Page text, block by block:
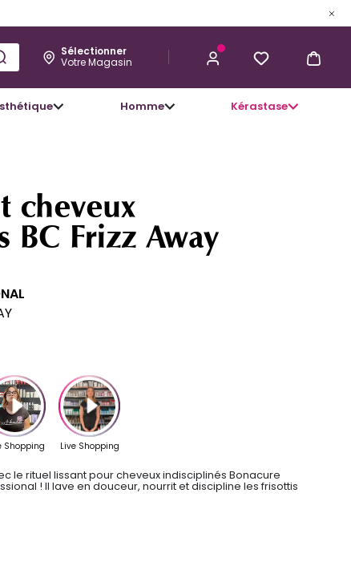
Sélectionner
Votre Magasin
Homme Kérastase
J’ACHÈTE
cheveux
Frizz Away
le rituel lissant pour cheveux indisciplinés Bonacure
! Il lave en douceur, nourrit et discipline les frisottis